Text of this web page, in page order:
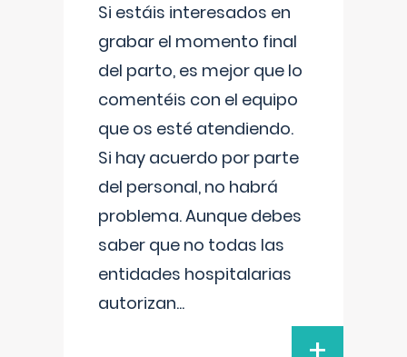
Si estáis interesados en
grabar el momento final
del parto, es mejor que lo
comentéis con el equipo
que os esté atendiendo.
Si hay acuerdo por parte
del personal, no habrá
problema. Aunque debes
saber que no todas las
entidades hospitalarias
autorizan...